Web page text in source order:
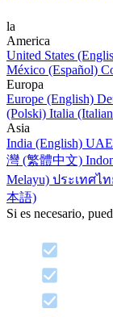
la
America
United States
México (Español)
Europa
Europe (English)
(Polski) Italia
Asia
India (English)
灣 (繁體中文)
Melayu) ประเทศไ
本語)
Si es necesario,